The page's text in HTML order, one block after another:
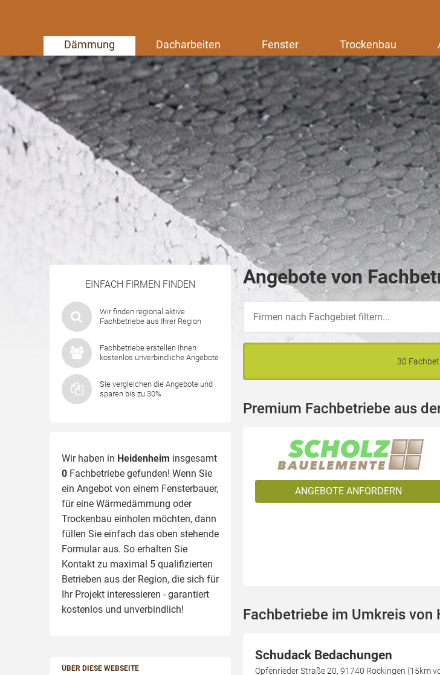
Dämmung Dacharbeiten Fenster Trockenbau
EINFACH FIRMEN FINDEN
Wir finden regional aktive
Fachbetriebe aus Ihrer Region
Fachbetriebe erstellen Ihnen
kostenlos unverbindliche Angebote
Sie vergleichen die Angebote und
sparen bis zu 30%
Wir haben in Heidenheim insgesamt
0 Fachbetriebe gefunden! Wenn Sie
ein Angebot von einem Fensterbauer,
für eine Wärmedämmung oder
Trockenbau einholen möchten, dann
füllen Sie einfach das oben stehende
Formular aus. So erhalten Sie
Kontakt zu maximal 5 qualifizierten
Betrieben aus der Region, die sich für
Ihr Projekt interessieren - garantiert
kostenlos und unverbindlich!
ÜBER DIESE WEBSEITE
Angebote von
30
Premium Fachbetriebe aus
ANGEBOTE ANFORDERN
Fachbetriebe im Umkreis von
Schudack Bedachungen
Opfenrieder Straße 20, 91740 Röckingen (15km